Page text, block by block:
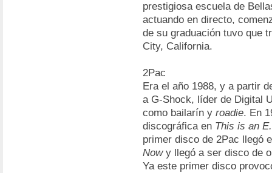
prestigiosa escuela de
actuando en directo,
de su graduación tuvo que
City, California.
2Pac
Era el año 1988, y a partir
a G-Shock, líder de Digital
como bailarín y roadie. En
discográfica en This is an
primer disco de 2Pac llegó
Nowy llegó a ser disco de
Ya este primer disco